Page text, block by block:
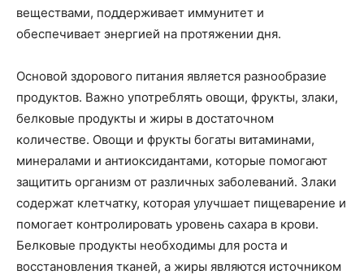
веществами, поддерживает иммунитет и
обеспечивает энергией на протяжении дня.
Основой здорового питания является разнообразие
продуктов. Важно употреблять овощи, фрукты, злаки,
белковые продукты и жиры в достаточном
количестве. Овощи и фрукты богаты витаминами,
минералами и антиоксидантами, которые помогают
защитить организм от различных заболеваний. Злаки
содержат клетчатку, которая улучшает пищеварение и
помогает контролировать уровень сахара в крови.
Белковые продукты необходимы для роста и
восстановления тканей, а жиры являются источником